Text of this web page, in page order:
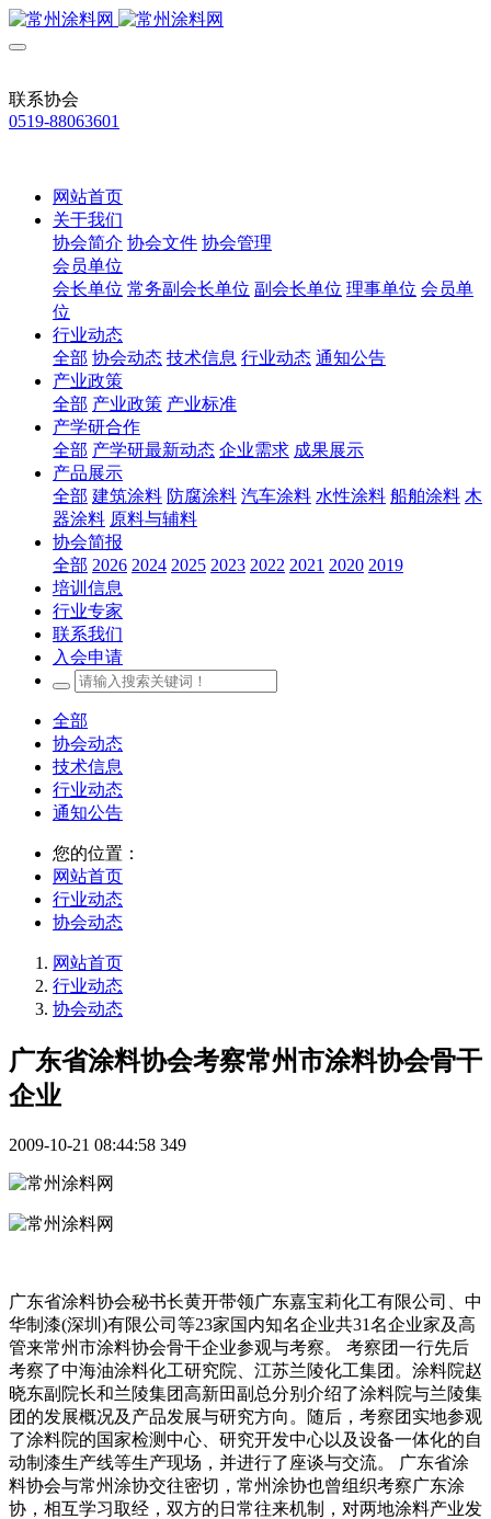
联系协会
0519-88063601
网站首页
关于我们
协会简介 协会文件 协会管理
会员单位
会长单位 常务副会长单位 副会长单位 理事单位 会员单
位
行业动态
全部 协会动态 技术信息 行业动态 通知公告
产业政策
全部 产业政策 产业标准
产学研合作
全部 产学研最新动态 企业需求 成果展示
产品展示
全部 建筑涂料 防腐涂料 汽车涂料 水性涂料 船舶涂料 木
器涂料 原料与辅料
协会简报
全部 2026 2024 2025 2023 2022 2021 2020 2019
培训信息
行业专家
联系我们
入会申请
全部
协会动态
技术信息
行业动态
通知公告
您的位置：
网站首页
行业动态
协会动态
网站首页
行业动态
协会动态
广东省涂料协会考察常州市涂料协会骨干
企业
2009-10-21 08:44:58 349
广东省涂料协会秘书长黄开带领广东嘉宝莉化工有限公司、中
华制漆(深圳)有限公司等23家国内知名企业共31名企业家及高
管来常州市涂料协会骨干企业参观与考察。 考察团一行先后
考察了中海油涂料化工研究院、江苏兰陵化工集团。涂料院赵
晓东副院长和兰陵集团高新田副总分别介绍了涂料院与兰陵集
团的发展概况及产品发展与研究方向。随后，考察团实地参观
了涂料院的国家检测中心、研究开发中心以及设备一体化的自
动制漆生产线等生产现场，并进行了座谈与交流。 广东省涂
料协会与常州涂协交往密切，常州涂协也曾组织考察广东涂
协，相互学习取经，双方的日常往来机制，对两地涂料产业发